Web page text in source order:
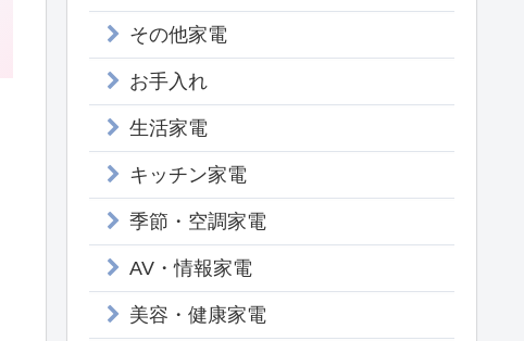
その他家電
お手入れ
生活家電
キッチン家電
季節・空調家電
AV・情報家電
美容・健康家電